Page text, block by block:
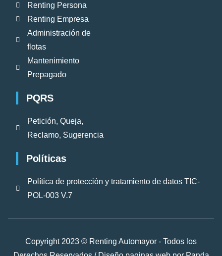
Renting Persona
Renting Empresa
Administración de
flotas
Mantenimiento
Prepagado
PQRS
Petición, Queja,
Reclamo, Sugerencia
Políticas
Política de protección y tratamiento de datos TIC-
POL-003 V.7
Copyright 2023 © Renting Automayor - Todos los